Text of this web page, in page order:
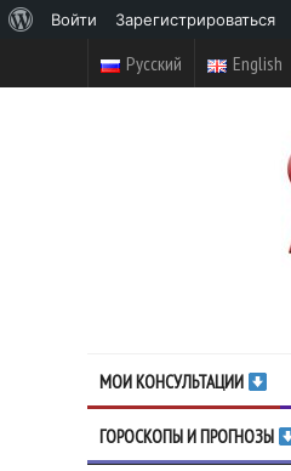
Русский English
МОИ КОНСУЛЬТАЦИИ
ГОРОСКОПЫ И ПРОГНОЗЫ
WordPress
Войти Зарегистрироваться